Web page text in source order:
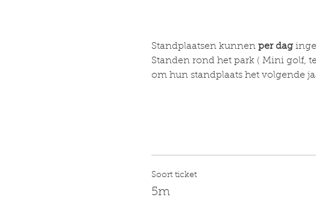
Standplaatsen kunnen per dag
Standen rond het park ( Mini golf,
om hun standplaats het volgende
Soort ticket
5m